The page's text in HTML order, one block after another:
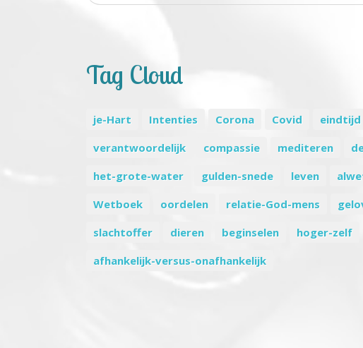
Tag Cloud
je-Hart Intenties Corona Covid eindtijd
verantwoordelijk
compassie mediteren
het-grote-water
gulden-snede leven
Wetboek
oordelen relatie-God-mens
slachtoffer
dieren beginselen hoger-zelf
afhankelijk-versus-onafhankelijk